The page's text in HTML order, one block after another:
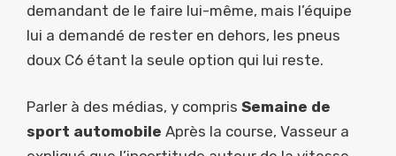
demandant de le faire lui-même, mais l’équipe
lui a demandé de rester en dehors, les pneus
doux C6 étant la seule option qui lui reste.
Parler à des médias, y compris Semaine de
sport automobile Après la course, Vasseur a